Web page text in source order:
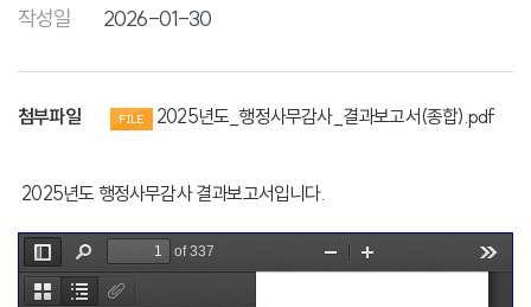
작성일
2026-01-30
첨부파일 2025년도_행정사무감사_결과보고서(종합).pdf
2025년도 행정사무감사 결과보고서입니다.